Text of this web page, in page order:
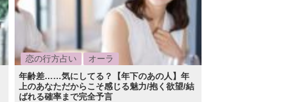
恋の行方占い
オーラ
年齢差……気にしてる？【年下のあの人】年
上のあなただからこそ感じる魅力/抱く欲望/結
ばれる確率まで完全予言